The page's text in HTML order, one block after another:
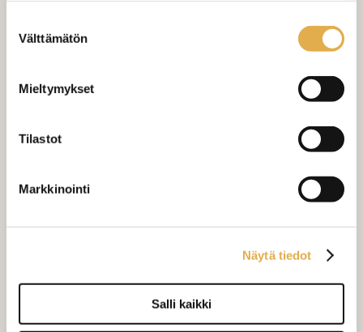
valinta
Välttämätön
Mieltymykset
Tilastot
Markkinointi
Näytä tiedot
Salli kaikki
+ 42,00 €
+ 4,00 €
Verho monsuuninauhalla leveys
150 cm
+ 27,00 €
Mittausohje-sivultalöydät ohjeita
mittaamiseen ja kankaan menekin
laskukaavion. Ompelutyön toimitusaika